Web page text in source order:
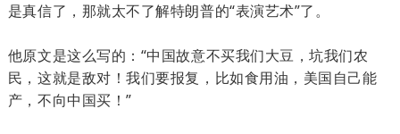
是真信了，那就太不了解特朗普的“表演艺术”了。
他原文是这么写的：“中国故意不买我们大豆，坑我们农
民，这就是敌对！我们要报复，比如食用油，美国自己能
产，不向中国买！”